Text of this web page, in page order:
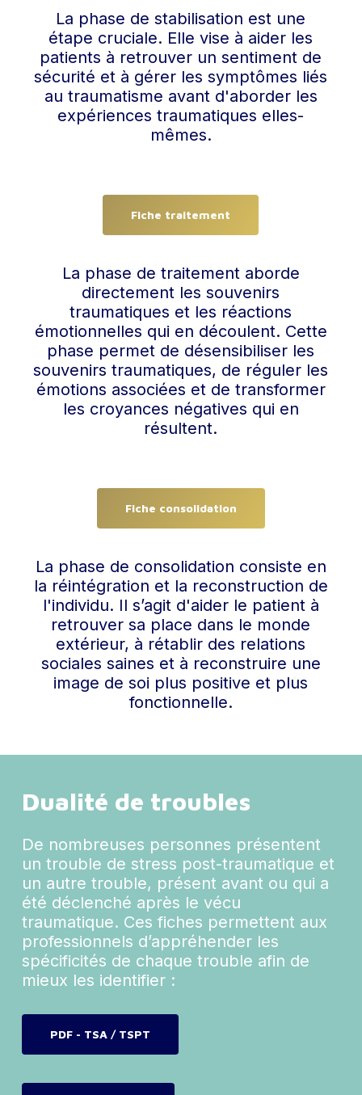
La phase de stabilisation est une
étape cruciale. Elle vise à aider les
patients à retrouver un sentiment de
sécurité et à gérer les symptômes liés
au traumatisme avant d'aborder les
expériences traumatiques elles-
mêmes.
Fiche traitement
La phase de traitement aborde
directement les souvenirs
traumatiques et les réactions
émotionnelles qui en découlent. Cette
phase permet de désensibiliser les
souvenirs traumatiques, de réguler les
émotions associées et de transformer
les croyances négatives qui en
résultent.
Fiche consolidation
La phase de consolidation consiste en
la réintégration et la reconstruction de
l'individu. Il s’agit d'aider le patient à
retrouver sa place dans le monde
extérieur, à rétablir des relations
sociales saines et à reconstruire une
image de soi plus positive et plus
fonctionnelle.
Dualité de troubles
De nombreuses personnes présentent
un trouble de stress post-traumatique et
un autre trouble, présent avant ou qui a
été déclenché après le vécu
traumatique. Ces fiches permettent aux
professionnels d’appréhender les
spécificités de chaque trouble afin de
mieux les identifier :
PDF - TSA / TSPT